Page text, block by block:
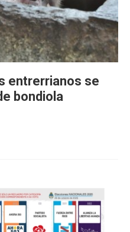
entrerrianos se
bondiola